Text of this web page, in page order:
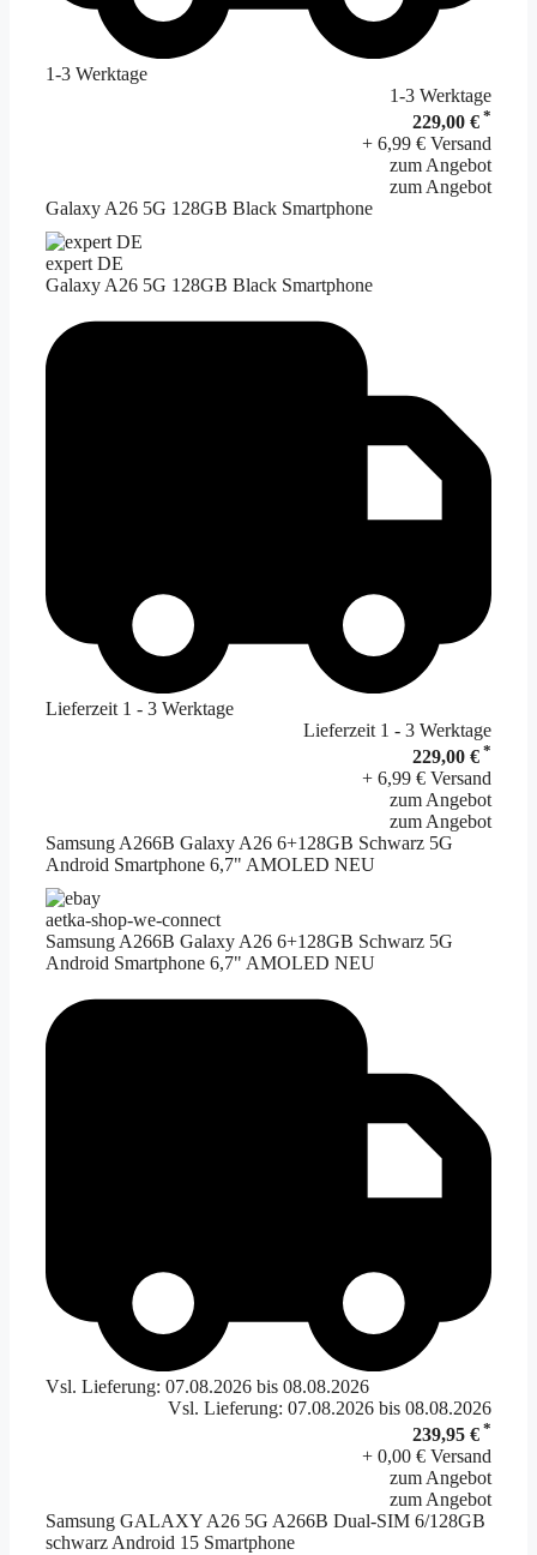
1-3 Werktage
1-3 Werktage
229,00 € *
+ 6,99 € Versand
zum Angebot
zum Angebot
Galaxy A26 5G 128GB Black Smartphone
expert DE
Galaxy A26 5G 128GB Black Smartphone
Lieferzeit 1 - 3 Werktage
Lieferzeit 1 - 3 Werktage
229,00 € *
+ 6,99 € Versand
zum Angebot
zum Angebot
Samsung A266B Galaxy A26 6+128GB Schwarz 5G
Android Smartphone 6,7" AMOLED NEU
aetka-shop-we-connect
Samsung A266B Galaxy A26 6+128GB Schwarz 5G
Android Smartphone 6,7" AMOLED NEU
Vsl. Lieferung: 07.08.2026 bis 08.08.2026
Vsl. Lieferung: 07.08.2026 bis 08.08.2026
239,95 € *
+ 0,00 € Versand
zum Angebot
zum Angebot
Samsung GALAXY A26 5G A266B Dual-SIM 6/128GB
schwarz Android 15 Smartphone